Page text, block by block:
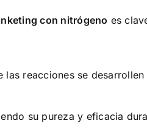
con nitrógeno es
las reacciones se
su pureza y eficacia